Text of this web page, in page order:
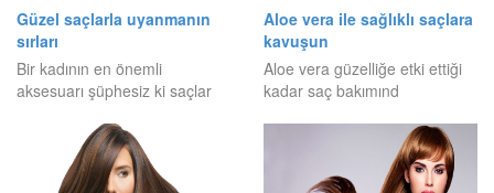
Güzel saçlarla uyanmanın
sırları
Bir kadının en önemli
aksesuarı şüphesiz ki saçlar
Aloe vera ile sağlıklı saçlara
kavuşun
Aloe vera güzelliğe etki ettiği
kadar saç bakımınd